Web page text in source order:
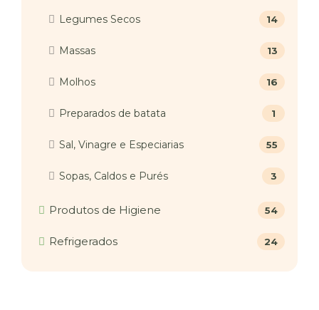
Legumes Secos 14
Massas 13
Molhos 16
Preparados de batata 1
Sal, Vinagre e Especiarias 55
Sopas, Caldos e Purés 3
Produtos de Higiene 54
Refrigerados 24